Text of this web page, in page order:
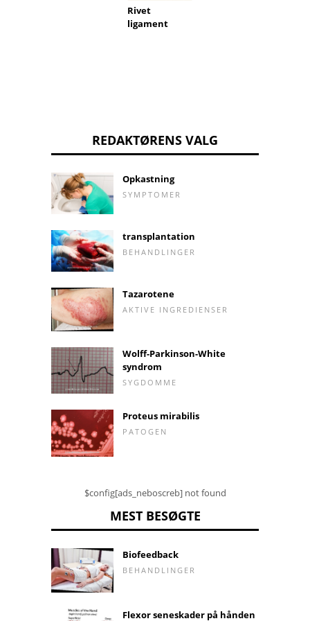
Rivet
ligament
REDAKTØRENS VALG
Opkastning
SYMPTOMER
transplantation
BEHANDLINGER
Tazarotene
AKTIVE INGREDIENSER
Wolff-Parkinson-White
syndrom
SYGDOMME
Proteus mirabilis
PATOGEN
$config[ads_neboscreb] not found
MEST BESØGTE
Biofeedback
BEHANDLINGER
Flexor seneskader på hånden